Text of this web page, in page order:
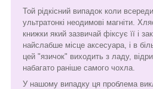
Той рідкісний випадок коли
ультратонкі неодимові магніти.
книжки який зазвичай фіксує її і
найслабше місце аксесуара, і в
цей "язичок" виходить з ладу,
набагато раніше самого чохла.
У нашому випадку ця проблема